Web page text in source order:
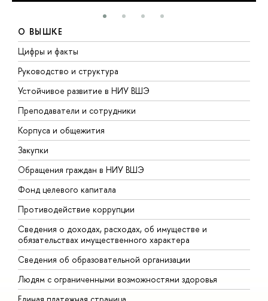
О ВЫШКЕ
Цифры и факты
Руководство и структура
Устойчивое развитие в НИУ ВШЭ
Преподаватели и сотрудники
Корпуса и общежития
Закупки
Обращения граждан в НИУ ВШЭ
Фонд целевого капитала
Противодействие коррупции
Сведения о доходах, расходах, об имуществе и
обязательствах имущественного характера
Сведения об образовательной организации
Людям с ограниченными возможностями здоровья
Единая платежная страница